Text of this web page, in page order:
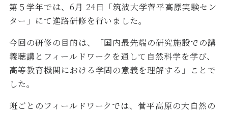
第５学年では、6月 24日「筑波大学菅平高原実験セン
ター」にて進路研修を行いました。
今回の研修の目的は、「国内最先端の研究施設での講
義聴講とフィールドワークを通して自然科学を学び、
高等教育機関における学問の意義を理解する」ことで
した。
班ごとのフィールドワークでは、菅平高原の大自然の